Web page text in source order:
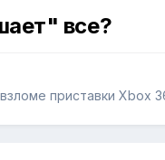
все?
приставки Xbox